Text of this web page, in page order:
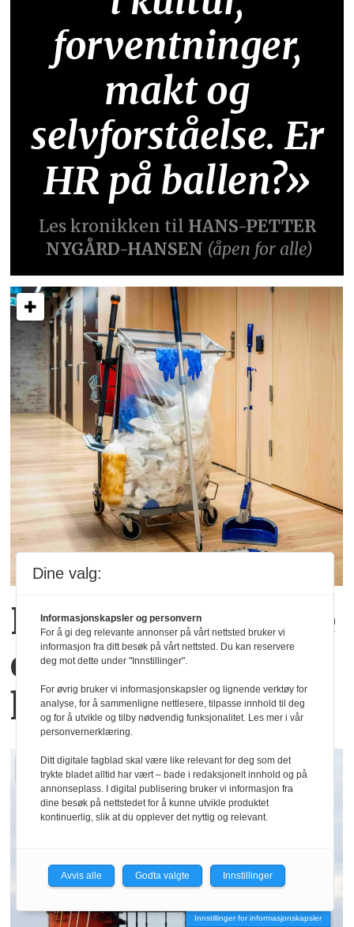
forventninger,
makt og
selvforståelse. Er
HR på ballen?»
Les kronikken til HANS-PETTER
NYGÅRD-HANSEN (åpen for alle)
Helseplagenevåre
er først og fremst
knyttettil jobben
Innstillinger for informasjonskapsler
Dine valg:
Informasjonskapsler og personvern
For å gi deg relevante annonser på vårt nettsted bruker vi
informasjon fra ditt besøk på vårt nettsted. Du kan reservere
deg mot dette under "Innstillinger".
For øvrig bruker vi informasjonskapsler og lignende verktøy for
analyse, for å sammenligne nettlesere, tilpasse innhold til deg
og for å utvikle og tilby nødvendig funksjonalitet. Les mer i vår
personvernerklæring.
Ditt digitale fagblad skal være like relevant for deg som det
trykte bladet alltid har vært – bade i redaksjonelt innhold og på
annonseplass. I digital publisering bruker vi informasjon fra
dine besøk på nettstedet for å kunne utvikle produktet
kontinuerlig, slik at du opplever det nyttig og relevant.
Avvis alle Godta valgte Innstillinger